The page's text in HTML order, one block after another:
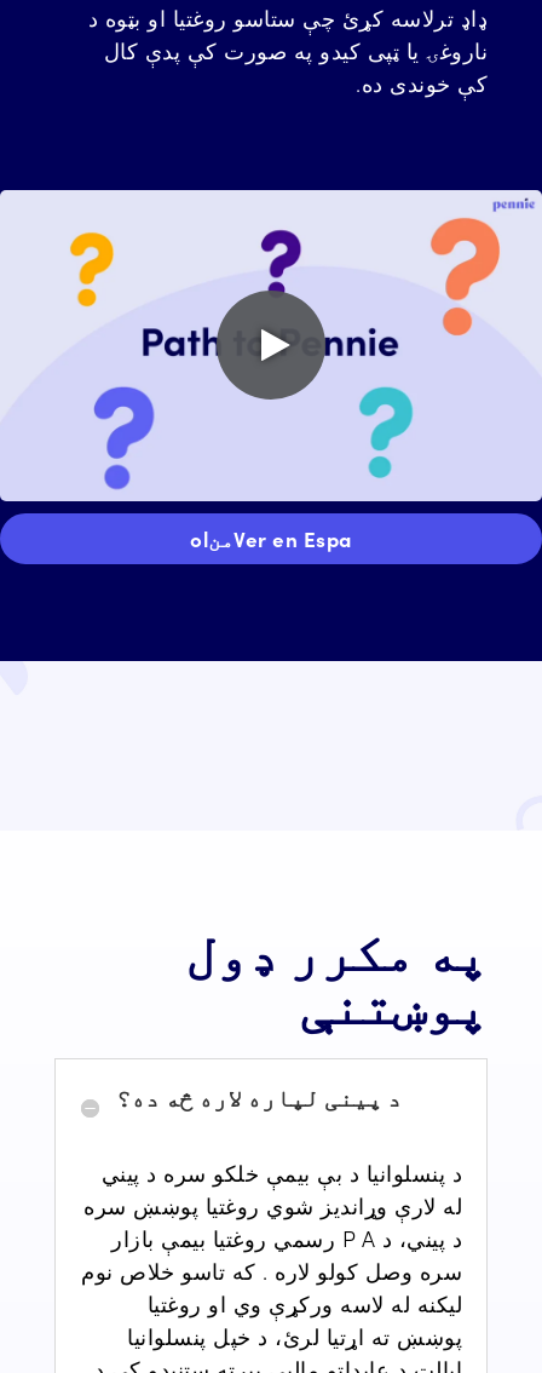
ډاډ ترلاسه کړئ چې ستاسو روغتیا او بټوه د
ناروغۍ یا ټپی کیدو په صورت کې پدې کال
کې خوندی ده.
Play
Ver en Espaمنol
په مکرر ډول
پوښتنې
د پینی لپاره لاره څه ده؟
د پنسلوانیا د بې بیمې خلکو سره د پیني
له لارې وړاندیز شوي روغتیا پوښښ سره
د پیني، د P A رسمي
روغتیا بیمې بازار
سره وصل کولو لاره . که تاسو خلاص نوم
لیکنه له لاسه ورکړې وي او روغتیا
پوښښ ته اړتیا لرئ، د خپل پنسلوانیا